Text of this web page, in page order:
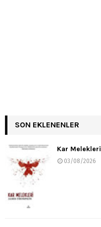
SON EKLENENLER
Kar Melekleri
03/08/2026